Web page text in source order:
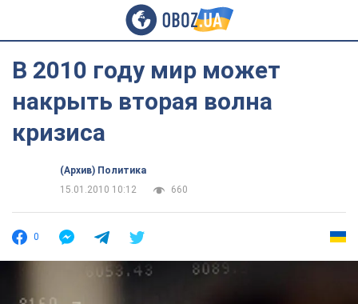
В 2010 году мир может
накрыть вторая волна
кризиса
(Архив) Политика
15.01.2010 10:12
660
0